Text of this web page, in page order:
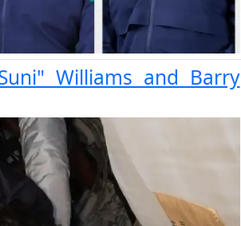
Williams and Barry